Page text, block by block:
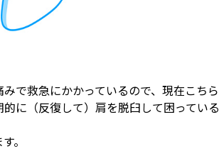
で救急にかかっているので、現在こちら
に（反復して）肩を脱臼して困っている
。